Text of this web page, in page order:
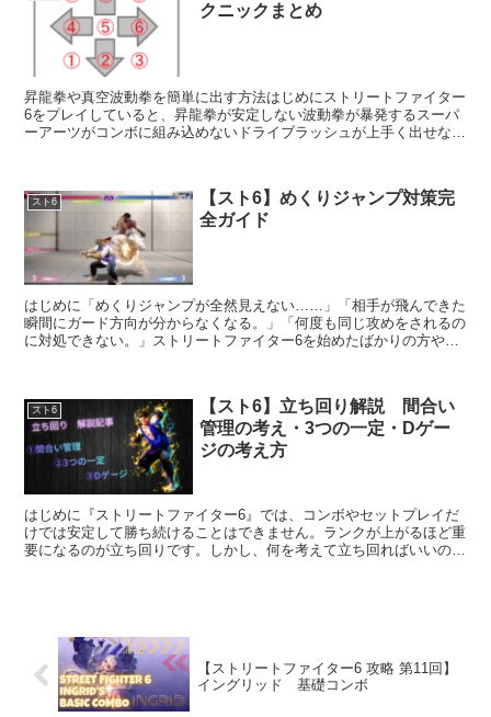
クニックまとめ
昇龍拳や真空波動拳を簡単に出す方法はじめにストリートファイター
6をプレイしていると、昇龍拳が安定しない波動拳が暴発するスーパ
ーアーツがコンボに組み込めないドライブラッシュが上手く出せない
スト6
【スト6】めくりジャンプ対策完
全ガイド
はじめに「めくりジャンプが全然見えない……」「相手が飛んできた
瞬間にガード方向が分からなくなる。」「何度も同じ攻めをされるの
に対処できない。」ストリートファイター6を始めたばかりの方や、
スト6
【スト6】立ち回り解説 間合い
管理の考え・3つの一定・Dゲー
ジの考え方
はじめに『ストリートファイター6』では、コンボやセットプレイだ
けでは安定して勝ち続けることはできません。ランクが上がるほど重
要になるのが立ち回りです。しかし、何を考えて立ち回ればいいのか
【ストリートファイター6 攻略 第11回】
イングリッド 基礎コンボ